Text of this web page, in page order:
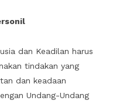
dan Keadilan harus
tindakan yang
dan keadaan
Undang-Undang